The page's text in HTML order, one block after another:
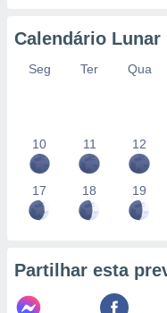
Calendário Lunar
Seg Ter Qua
10 11 12
17 18 19
Partilhar esta